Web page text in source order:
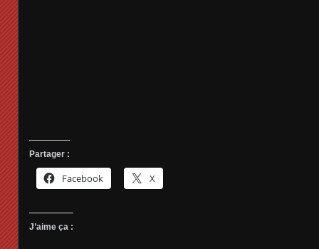
Partager :
Facebook X
J’aime ça :